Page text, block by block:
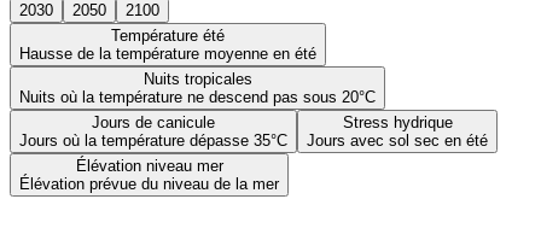
2030 2050
2100
Température été
Hausse de la température moyenne en été
Nuits tropicales
Nuits où la température ne descend pas sous 20°C
Jours de canicule
Jours où la température dépasse 35°C
Stress hydrique
Jours avec sol sec en été
Élévation niveau mer
Élévation prévue du niveau de la mer